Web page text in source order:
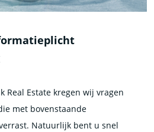
Real Estate kregen wij vragen
met bovenstaande
Natuurlijk bent u snel